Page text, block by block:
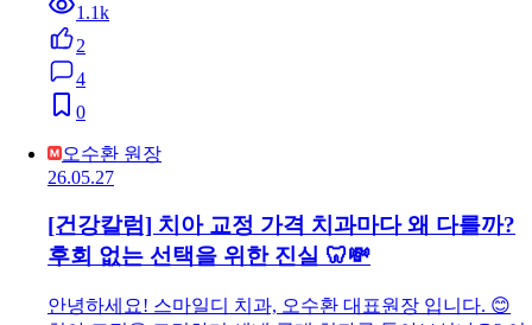
1.1k
2
4
0
오수환 원장
26.05.27
[건강칼럼] 치아 교정 가격 치과마다 왜 다를까?
후회 없는 선택을 위한 진실 🦷💸
안녕하세요! 스마일디 치과, 오수환 대표원장 입니다. 😊